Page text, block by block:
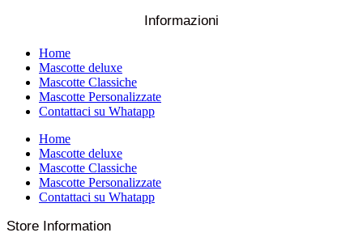
Informazioni
Home
Mascotte deluxe
Mascotte Classiche
Mascotte Personalizzate
Contattaci su Whatapp
Home
Mascotte deluxe
Mascotte Classiche
Mascotte Personalizzate
Contattaci su Whatapp
Store Information